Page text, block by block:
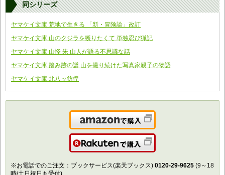
同シリーズ
ヤマケイ文庫 荒地で生きる 「新・冒険論」改訂
ヤマケイ文庫 山のクジラを獲りたくて 単独忍び猟記
ヤマケイ文庫 山怪 朱 山人が語る不思議な話
ヤマケイ文庫 踏み跡の譜 山を撮り続けた写真家親子の物語
ヤマケイ文庫 北八ッ彷徨
Amazonで購入
楽天で購入
※お電話でのご注文：ブックサービス(楽天ブックス) 0120-29-9625 (9～18
時/土日祝日も受付)